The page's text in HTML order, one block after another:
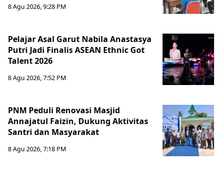
8 Agu 2026, 9:28 PM
Pelajar Asal Garut Nabila Anastasya
Putri Jadi Finalis ASEAN Ethnic Got
Talent 2026
8 Agu 2026, 7:52 PM
PNM Peduli Renovasi Masjid
Annajatul Faizin, Dukung Aktivitas
Santri dan Masyarakat
8 Agu 2026, 7:18 PM